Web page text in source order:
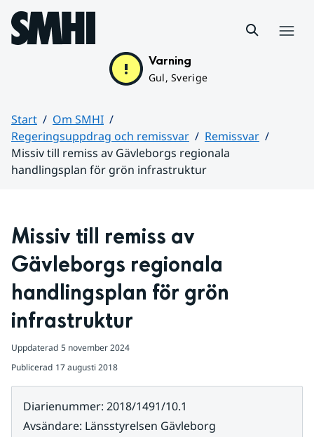
Hoppa till sidans innehåll
Varning
Gul, Sverige
Start
Om SMHI
Regeringsuppdrag och remissvar
Remissvar
Missiv till remiss av Gävleborgs regionala
handlingsplan för grön infrastruktur
Missiv till remiss av
Gävleborgs regionala
handlingsplan för grön
infrastruktur
Uppdaterad 5 november 2024
Publicerad 17 augusti 2018
Diarienummer: 2018/1491/10.1
Avsändare: Länsstyrelsen Gävleborg